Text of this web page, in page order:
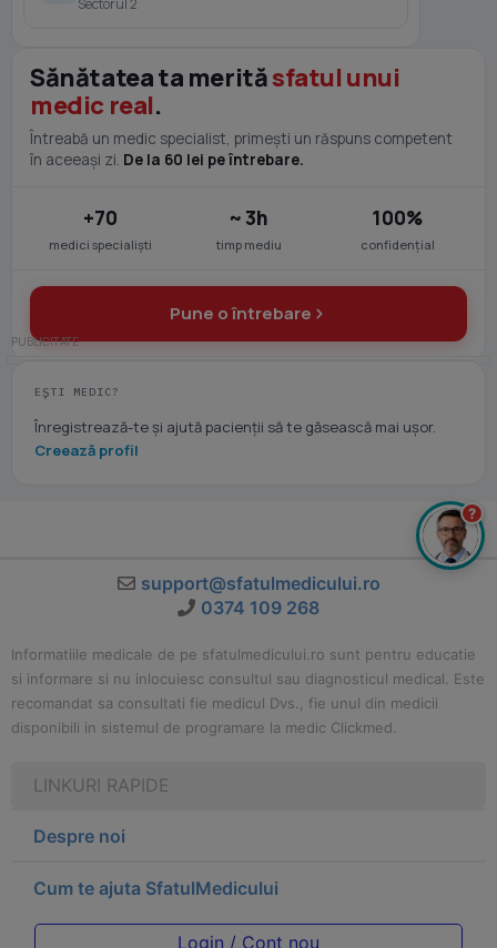
Sectorul 2
Sănătatea ta merităsfatul unui
medic real.
Întreabă un medic specialist, primești un răspuns competent
în aceeași zi. De la 60 lei pe întrebare.
+70
medici specialiști
~ 3h
timp mediu
100%
confidențial
Pune o întrebare
EȘTI MEDIC?
Înregistrează-te și ajută pacienții să te găsească mai ușor.
Creează profil
support@sfatulmedicului.ro
0374 109 268
Informatiile medicale de pe sfatulmedicului.ro sunt pentru educatie
si informare si nu inlocuiesc consultul sau diagnosticul medical. Este
recomandat sa consultati fie medicul Dvs., fie unul din medicii
disponibili in sistemul de programare la medic Clickmed.
LINKURI RAPIDE
Despre noi
Cum te ajuta SfatulMedicului
Login / Cont nou
?